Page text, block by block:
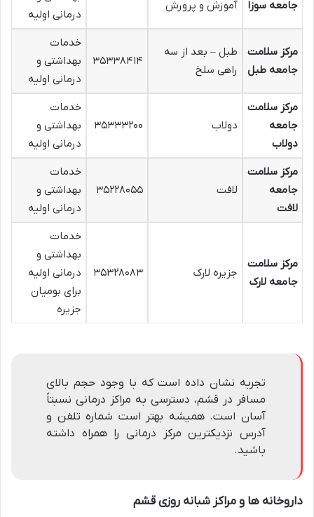
جامعه سوزا آموزش و پرورش
درمانی اولیه
مرکز سلامت
جامعه طبل
طبل – بعد از سه
راهی سلخ
۳۵۳۳۸۴۱۴
خدمات
بهداشتی و
درمانی اولیه
مرکز سلامت
جامعه
دولاب
دولاب ۳۵۳۳۳۲۰۰
خدمات
بهداشتی و
درمانی اولیه
مرکز سلامت
جامعه
لافت
لافت ۳۵۲۲۸۰۵۵
خدمات
بهداشتی و
درمانی اولیه
مرکز سلامت
جامعه لارک
جزیره لارک ۳۵۳۲۸۰۸۳
خدمات
بهداشتی و
درمانی اولیه
برای بومیان
جزیره
تجربه نشان داده است که با وجود حجم بالای
مسافر در قشم، دسترسی به مراکز درمانی نسبتاً
آسان است. همیشه بهتر است شماره تلفن و
آدرس نزدیکترین مرکز درمانی را همراه داشته
باشید.
داروخانه ها و مراکز شبانه روزی قشم